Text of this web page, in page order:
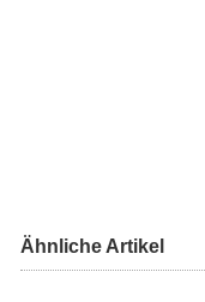
Ähnliche Artikel